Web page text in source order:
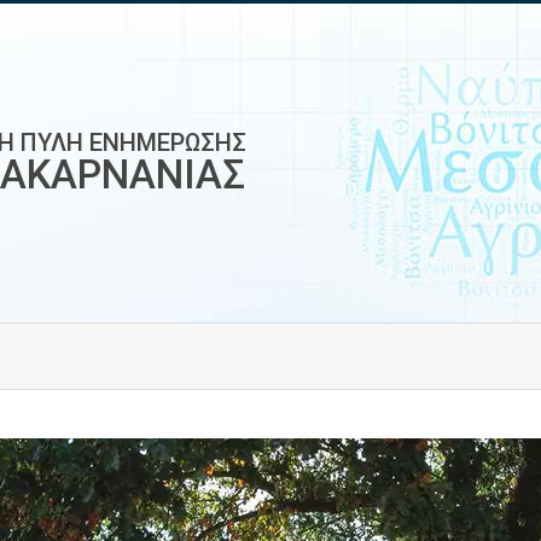
ΠΥΛΗ ΕΝΗΜΕΡΩΣΗΣ